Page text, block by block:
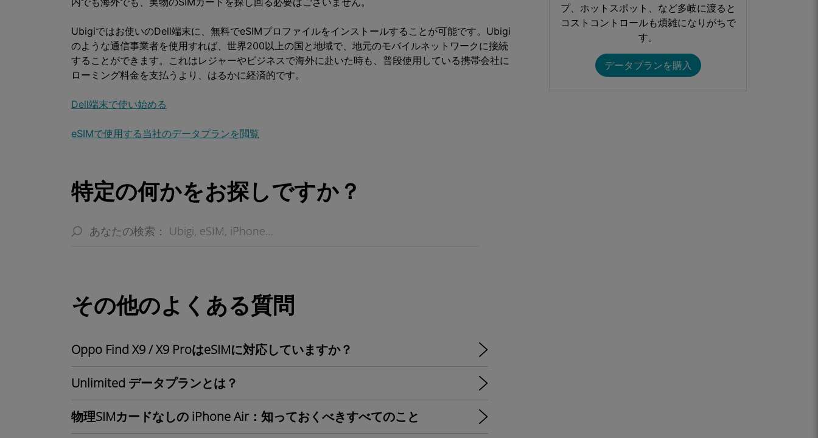
Ubigiではお使いのDell端末に、無料でeSIMプロファイルをインストールすることが可能です。Ubigi
のような通信事業者を使用すれば、世界200以上の国と地域で、地元のモバイルネットワークに接続
することができます。これはレジャーやビジネスで海外に赴いた時も、普段使用している携帯会社に
ローミング料金を支払うより、はるかに経済的です。
Dell端末で使い始める
eSIMで使用する当社のデータプランを閲覧
特定の何かをお探しですか？
その他のよくある質問
Oppo Find X9 / X9 ProはeSIMに対応していますか？
Unlimited データプランとは？
物理SIMカードなしの iPhone Air：知っておくべきすべてのこと
プ、ホットスポット、など多岐に渡ると
コストコントロールも煩雑になりがちで
す。​​
データプランを購入​​